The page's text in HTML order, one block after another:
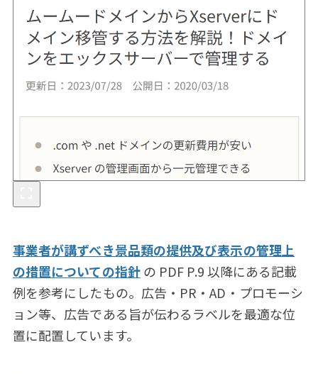
事業者が講ずべき景品類の提供及び表示の管理上
の措置についての指針の PDF P.9 以降にある記載
例を参考にしたもの。広告・PR・AD・プロモーシ
ョン等、広告である旨が伝わるラベルを最適な位
置に配置しています。